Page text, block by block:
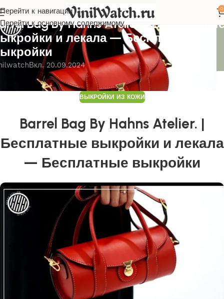
Перейти к навигации
Перейти к основному содержимому
0
ИЗ КОЖИ
Bag By Hahns Atelier. |
и лекала — Бесплатные
Вкл. 20.09.2024
ВЫКРОЙКИ ИЗ КОЖИ
Barrel Bag By Hahns Atelier. |
Бесплатные выкройки и лекала
— Бесплатные выкройки